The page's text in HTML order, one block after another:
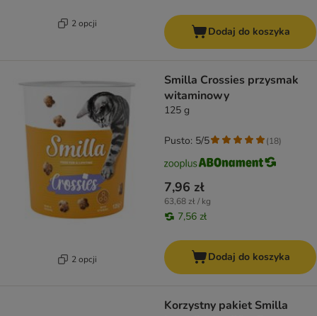
2 opcji
Dodaj do koszyka
2 opcji
Smilla Crossies przysmak
witaminowy
125 g
7,96 zł
63,68 zł / kg
7,56 zł
Pusto: 5/5 (18)
Dodaj do koszyka
Korzystny pakiet Smilla